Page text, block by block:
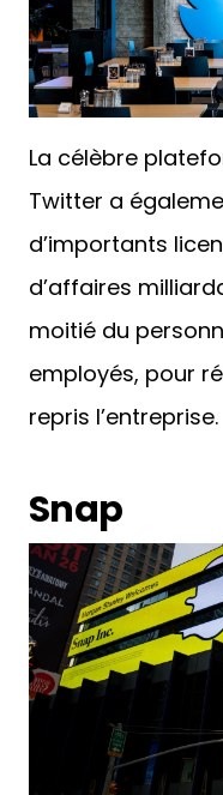
La célèbre
Twitter a
d’importants
d’affaires
moitié du
employés, pour
repris l’entreprise.
Snap